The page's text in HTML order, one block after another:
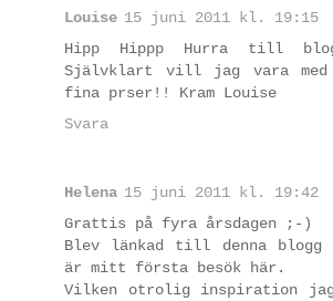
Louise 15 juni 2011 kl. 19:15
Hipp Hippp Hurra till
Självklart vill jag vara med
fina prser!! Kram Louise
Svara
Helena 15 juni 2011 kl. 19:42
Grattis på fyra årsdagen ;-)
Blev länkad till denna blogg
är mitt första besök här.
Vilken otrolig inspiration